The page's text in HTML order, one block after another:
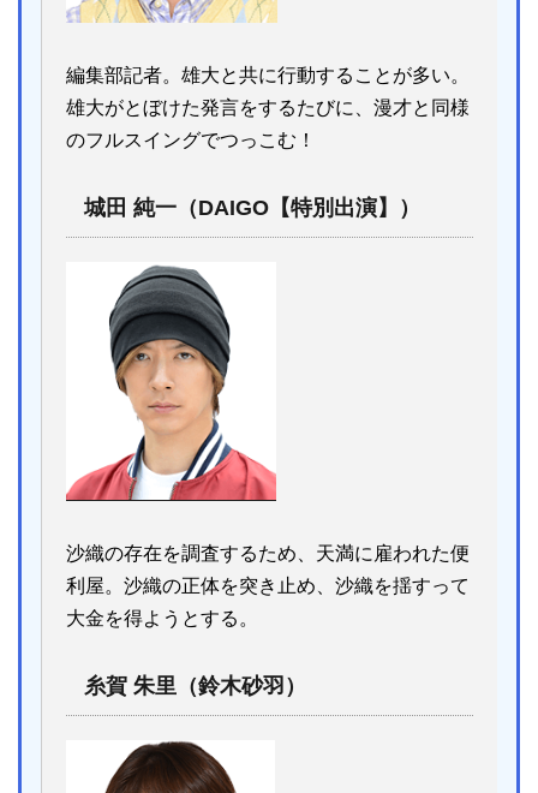
編集部記者。雄大と共に行動することが多い。
雄大がとぼけた発言をするたびに、漫才と同様
のフルスイングでつっこむ！
城田 純一（DAIGO【特別出演】）
沙織の存在を調査するため、天満に雇われた便
利屋。沙織の正体を突き止め、沙織を揺すって
大金を得ようとする。
糸賀 朱里（鈴木砂羽）